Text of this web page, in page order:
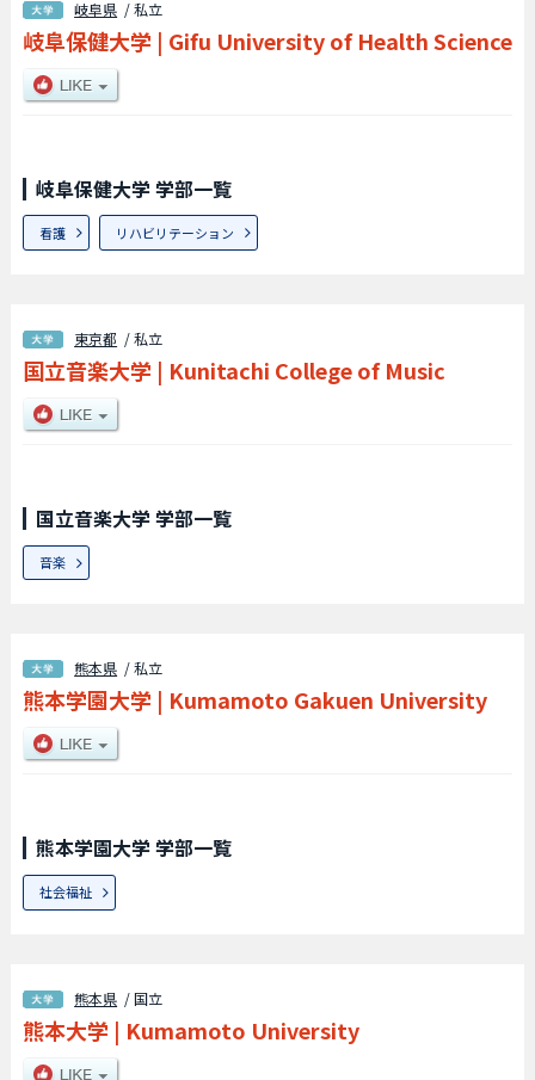
岐阜県 / 私立
岐阜保健大学 | Gifu University of Health Science
岐阜保健大学 学部一覧
看護 リハビリテーション
東京都 / 私立
国立音楽大学 | Kunitachi College of Music
国立音楽大学 学部一覧
音楽
熊本県 / 私立
熊本学園大学 | Kumamoto Gakuen University
熊本学園大学 学部一覧
社会福祉
熊本県 / 国立
熊本大学 | Kumamoto University